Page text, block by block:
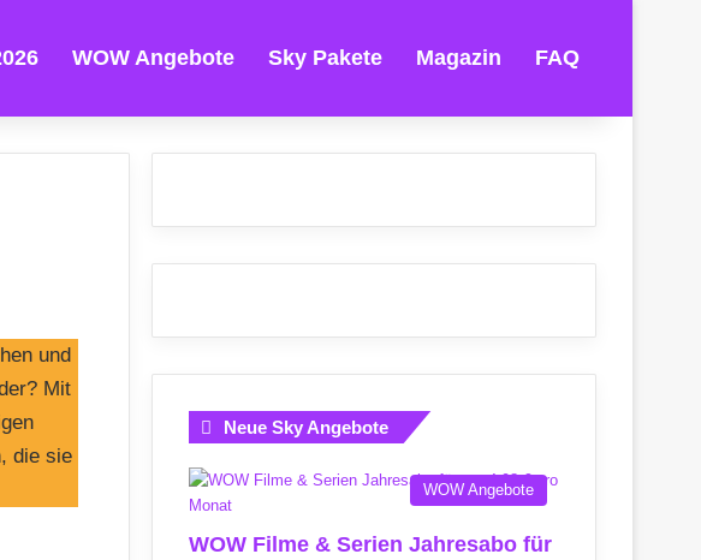
WOW Angebote Sky Pakete Magazin FAQ
und
Mit
die sie
Neue Sky Angebote
WOW Angebote
WOW Filme & Serien Jahresabo für